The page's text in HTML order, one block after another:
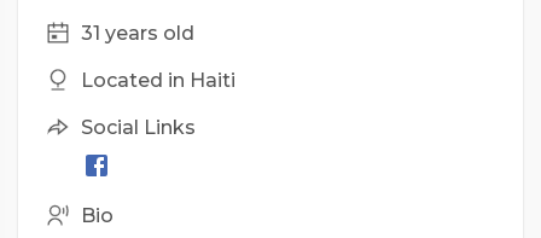
31 years old
Located in Haiti
Social Links
Bio